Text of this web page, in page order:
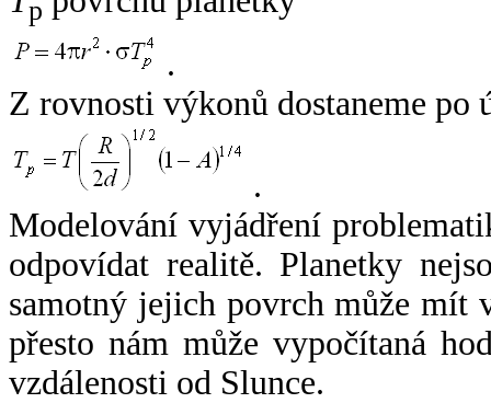
p
.
Z rovnosti výkonů dostaneme po
.
Modelování vyjádření
odpovídat realitě. Planetky
samotný jejich povrch může mít
přesto nám může vypočítaná
vzdálenosti od Slunce.